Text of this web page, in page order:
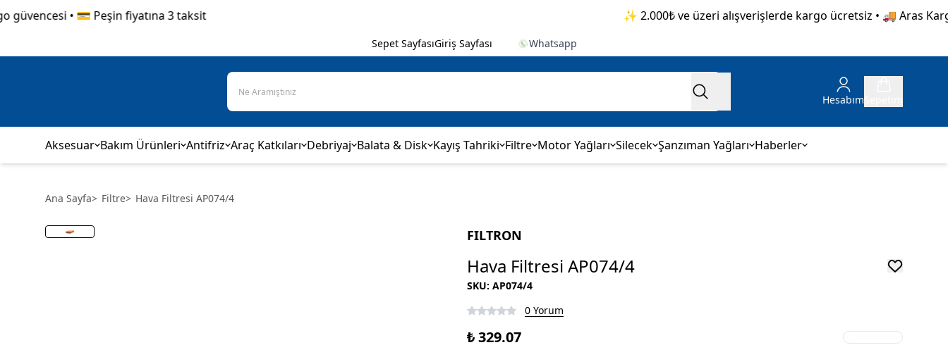
• 💳 Peşin fiyatına 3 taksit ✨ 2.000₺ ve üzeri alışverişlerde kargo ücretsiz • 🚚 Aras
Sepet SayfasıGiriş Sayfası Whatsapp
Hesabım
Aksesuar Bakım Ürünleri Antifriz Araç Katkıları Debriyaj Balata & Disk Kayış Tahriki Filtre Motor Yağları Silecek Şanzıman Yağları Haberler
Ana Sayfa> Filtre> Hava Filtresi AP074/4
FILTRON
Hava Filtresi AP074/4
SKU: AP074/4
0 Yorum
₺ 329.07